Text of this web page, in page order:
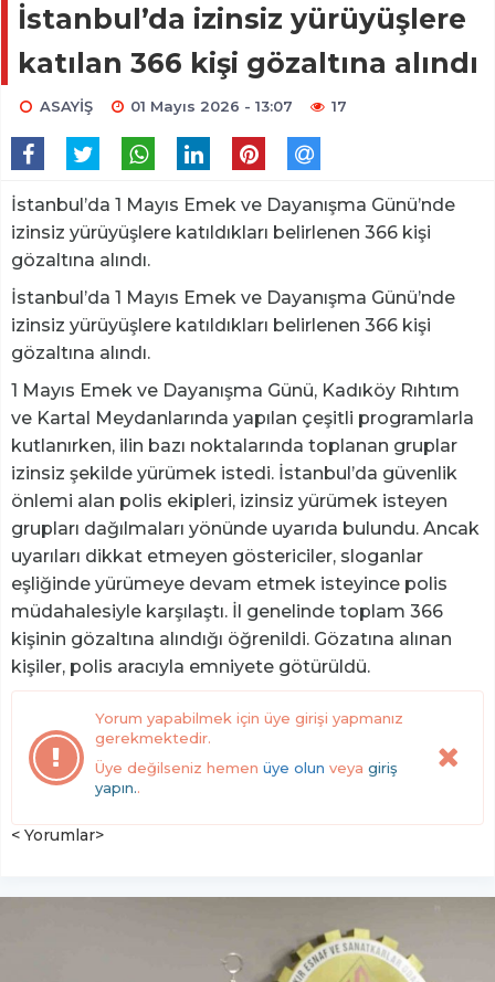
İstanbul’da izinsiz yürüyüşlere
katılan 366 kişi gözaltına alındı
ASAYİŞ 01 Mayıs 2026 - 13:07 17
İstanbul’da 1 Mayıs Emek ve Dayanışma Günü’nde
izinsiz yürüyüşlere katıldıkları belirlenen 366 kişi
gözaltına alındı.
İstanbul’da 1 Mayıs Emek ve Dayanışma Günü’nde
izinsiz yürüyüşlere katıldıkları belirlenen 366 kişi
gözaltına alındı.
1 Mayıs Emek ve Dayanışma Günü, Kadıköy Rıhtım
ve Kartal Meydanlarında yapılan çeşitli programlarla
kutlanırken, ilin bazı noktalarında toplanan gruplar
izinsiz şekilde yürümek istedi. İstanbul’da güvenlik
önlemi alan polis ekipleri, izinsiz yürümek isteyen
grupları dağılmaları yönünde uyarıda bulundu. Ancak
uyarıları dikkat etmeyen göstericiler, sloganlar
eşliğinde yürümeye devam etmek isteyince polis
müdahalesiyle karşılaştı. İl genelinde toplam 366
kişinin gözaltına alındığı öğrenildi. Gözatına alınan
kişiler, polis aracıyla emniyete götürüldü.
Yorum yapabilmek için üye girişi yapmanız
gerekmektedir.
Üye değilseniz hemen üye olun veya giriş
yapın..
< Yorumlar>